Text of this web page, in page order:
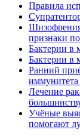
Правила
признаки
Бактерии в
Бактерии в
Ранний
иммунитета
Лечение
Учёные
помогают